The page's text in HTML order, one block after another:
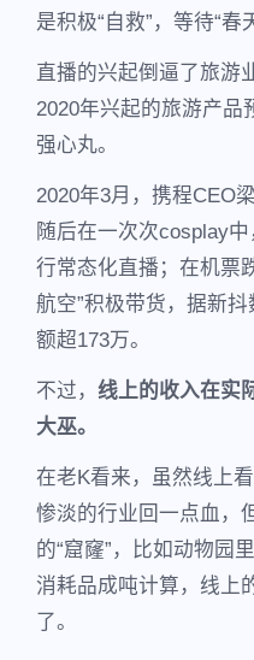
是积极“自救”，等待“春
直播的兴起倒逼了旅游
2020年兴起的旅游产品
强心丸。
2020年3月，携程CEO
随后在一次次cosplay
行常态化直播；在机票
航空”积极带货，据新
额超173万。
不过， 线上的收入在实
大巫。
在老K看来，虽然线上
惨淡的行业回一点血，
的“窟窿”，比如动物园
消耗品成吨计算，线上
了。